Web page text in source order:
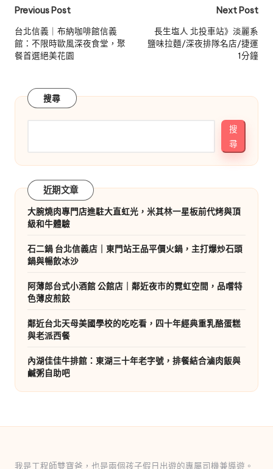
Post
navigation
Previous Post
台北信義｜布納咖啡館信義
館：不限時歐風深夜食堂，聚
餐首選絕美花園
Next Post
長生塩人 北投車站》淡麗系
鹽味拉麵/深夜排隊名店/捷運
1分鐘
搜尋
搜
尋
近期文章
大腕燒肉專門店進駐大直虹光，米其林一星板前代烤與頂
級和牛體驗
石二鍋 台北信義店｜東門站王品平價火鍋，主打爆炒石頭
鍋與暢飲冰沙
阿薄郎台式小酒館 公館店｜鄰近夜市的霓虹空間，品嚐特
色薄皮煎餃
鄰近台北天母美國學校的吃吃看，四十年經典重乳酪蛋糕
與老派西餐
內湖佳佳牛排館：東湖三十年老字號，排餐結合滷肉飯與
鹹粥自助吧
我是工程師雙寶爸，也是兩個孩子假日出遊的專屬司機兼導遊。